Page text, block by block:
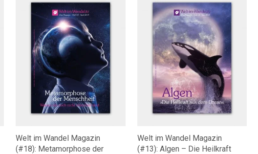
Welt im Wandel Magazin
(#18): Metamorphose der
Welt im Wandel Magazin
(#13): Algen – Die Heilkraft